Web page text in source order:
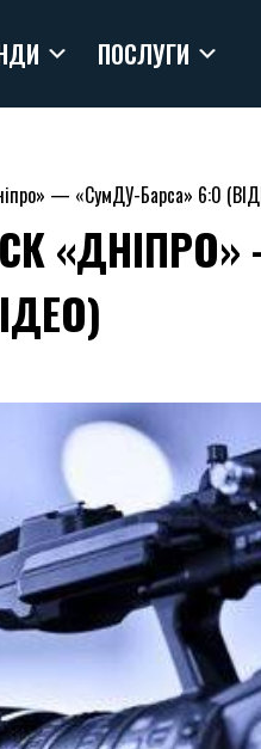
ПОСЛУГИ
— «СумДУ-Барса» 6:0